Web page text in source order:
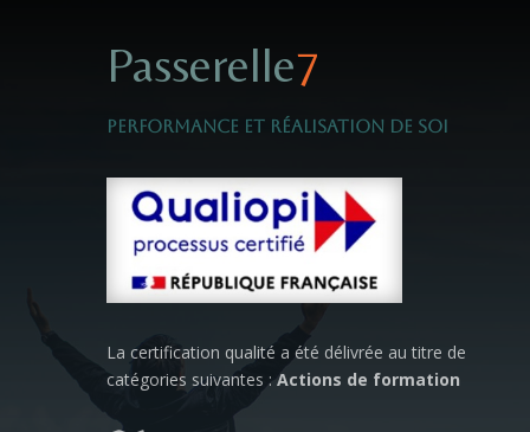
Passerelle7
Performance et réalisation de soi
La certification qualité a été délivrée au titre de
catégories suivantes :Actions de formation